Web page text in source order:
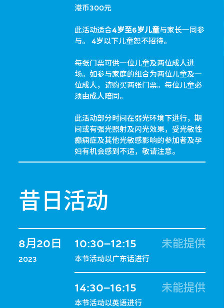
港币300元
此活动适合4岁至6岁儿童与家长一同参
与。 4岁以下儿童恕不招待。
每张门票可供一位儿童及两位成人进
场。如参与家庭的组合为两位儿童及一
位成人，请购买两张门票。每位儿童必
须由成人陪同。
此活动部分时间在弱光环境下进行，期
间或有强光照射及闪光效果，受光敏性
癫痫症及其他光敏感影响的参加者及孕
妇有机会感到不适，敬请注意。
昔日活动
8月20日
2023
10:30–12:15 未能提供
本节活动以广东话进行
14:30–16:15 未能提供
本节活动以英语进行